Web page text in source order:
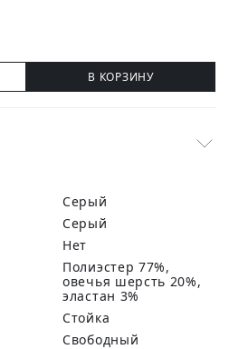
В КОРЗИНУ
Серый
серый
Нет
полиэстер 77%,
овечья шерсть 20%,
эластан 3%
Стойка
Свободный